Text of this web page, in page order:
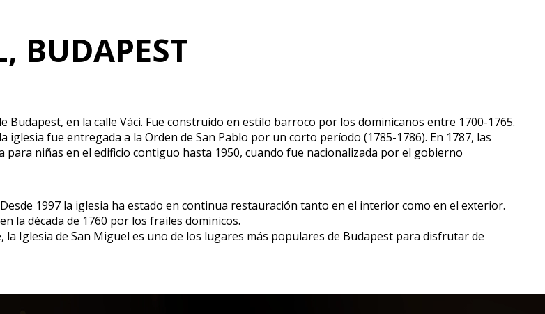
BUDAPEST
Budapest, en la calle Váci. Fue construido en estilo barroco por los dominicanos entre 1700-1765.
iglesia fue entregada a la Orden de San Pablo por un corto período (1785-1786). En 1787, las
niñas en el edificio contiguo hasta 1950, cuando fue nacionalizada por el gobierno
1997 la iglesia ha estado en continua restauración tanto en el interior como en el exterior.
la década de 1760 por los frailes dominicos.
Iglesia de San Miguel es uno de los lugares más populares de Budapest para disfrutar de